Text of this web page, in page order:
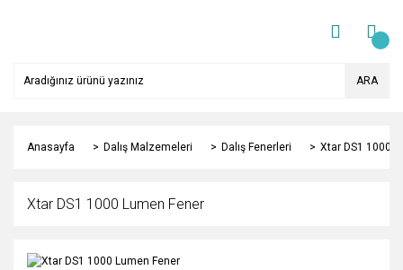
ARA
Anasayfa Dalış Malzemeleri Dalış Fenerleri Xtar DS1 1000
Xtar DS1 1000 Lumen Fener